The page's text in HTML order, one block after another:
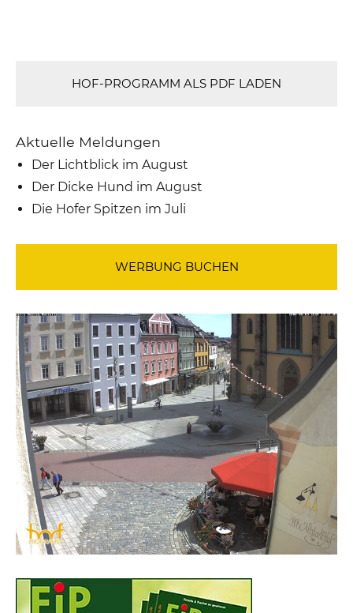
HOF-PROGRAMM ALS PDF LADEN
Aktuelle Meldungen
Der Lichtblick im August
Der Dicke Hund im August
Die Hofer Spitzen im Juli
WERBUNG BUCHEN